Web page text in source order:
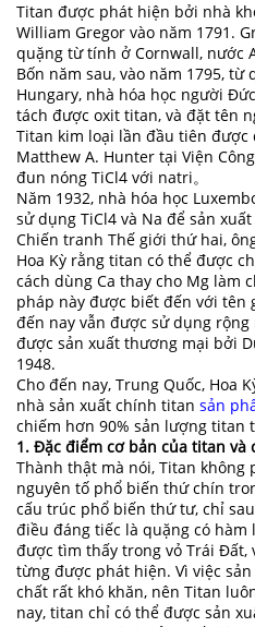
Titan được phát hiện bởi nhà
William Gregor vào năm 1791.
quặng từ tính ở Cornwall, nước
Bốn năm sau, vào năm 1795,
Hungary, nhà hóa học người
tách được oxit titan, và đặt tên
Titan kim loại lần đầu tiên được
Matthew A. Hunter tại Viện
đun nóng TiCl4 với natri。
Năm 1932, nhà hóa học
sử dụng TiCl4 và Na để sản
Chiến tranh Thế giới thứ hai,
Hoa Kỳ rằng titan có thể được
cách dùng Ca thay cho Mg làm
pháp này được biết đến với tên
đến nay vẫn được sử dụng
được sản xuất thương mại bởi
1948.
Cho đến nay, Trung Quốc, Hoa
nhà sản xuất chính titan sản
chiếm hơn 90% sản lượng titan
1. Đặc điểm cơ bản của titan và
Thành thật mà nói, Titan không
nguyên tố phổ biến thứ chín
cấu trúc phổ biến thứ tư, chỉ
điều đáng tiếc là quặng có
được tìm thấy trong vỏ Trái Đất,
từng được phát hiện. Vì việc
chất rất khó khăn, nên Titan
nay, titan chỉ có thể được sản